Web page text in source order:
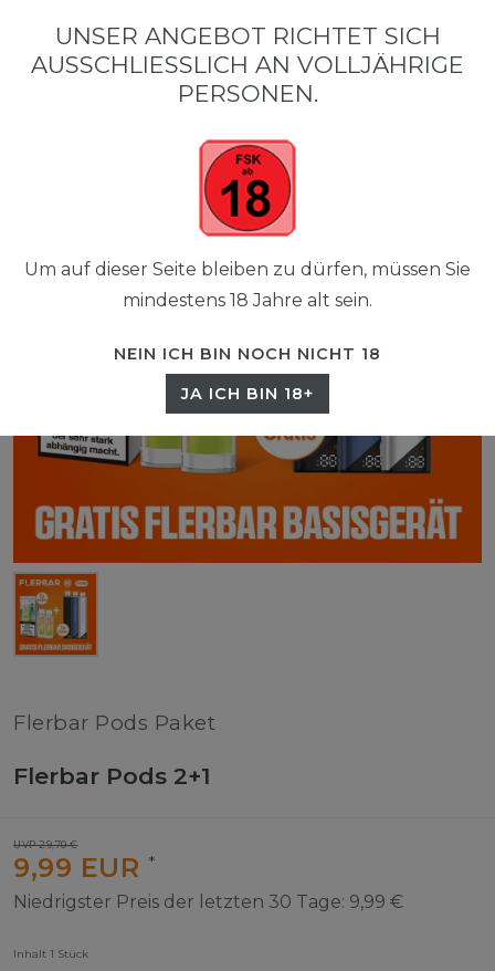
0
0,00 EUR
Flerbar Pods Paket
Flerbar Pods 2+1
UVP 29,70 €
9,99 EUR *
Niedrigster Preis der letzten 30 Tage: 9,99 €
Inhalt 1 Stück
UNSER ANGEBOT RICHTET SICH
AUSSCHLIESSLICH AN VOLLJÄHRIGE P
ERSONEN.
Um auf dieser Seite bleiben zu dürfen, müssen Sie
mindestens 18 Jahre alt sein.
NEIN ICH BIN NOCH NICHT 18
JA ICH BIN 18+